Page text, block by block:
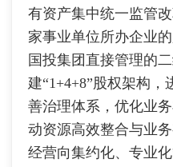
有资产集中统一监管
家事业单位所办企业
国投集团直接管理的
建“1+4+8”股权架构
善治理体系，优化业
动资源高效整合与业
经营向集约化、专业化